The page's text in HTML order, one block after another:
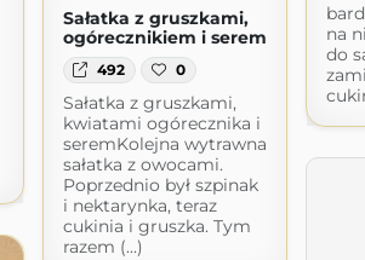
na
do
Sałatka z gruszkami,
ogórecznikiem i serem
492 0
Sałatka z gruszkami,
kwiatami ogórecznika i
seremKolejna wytrawna
sałatka z owocami.
Poprzednio był szpinak
i nektarynka, teraz
cukinia i gruszka. Tym
razem (...)